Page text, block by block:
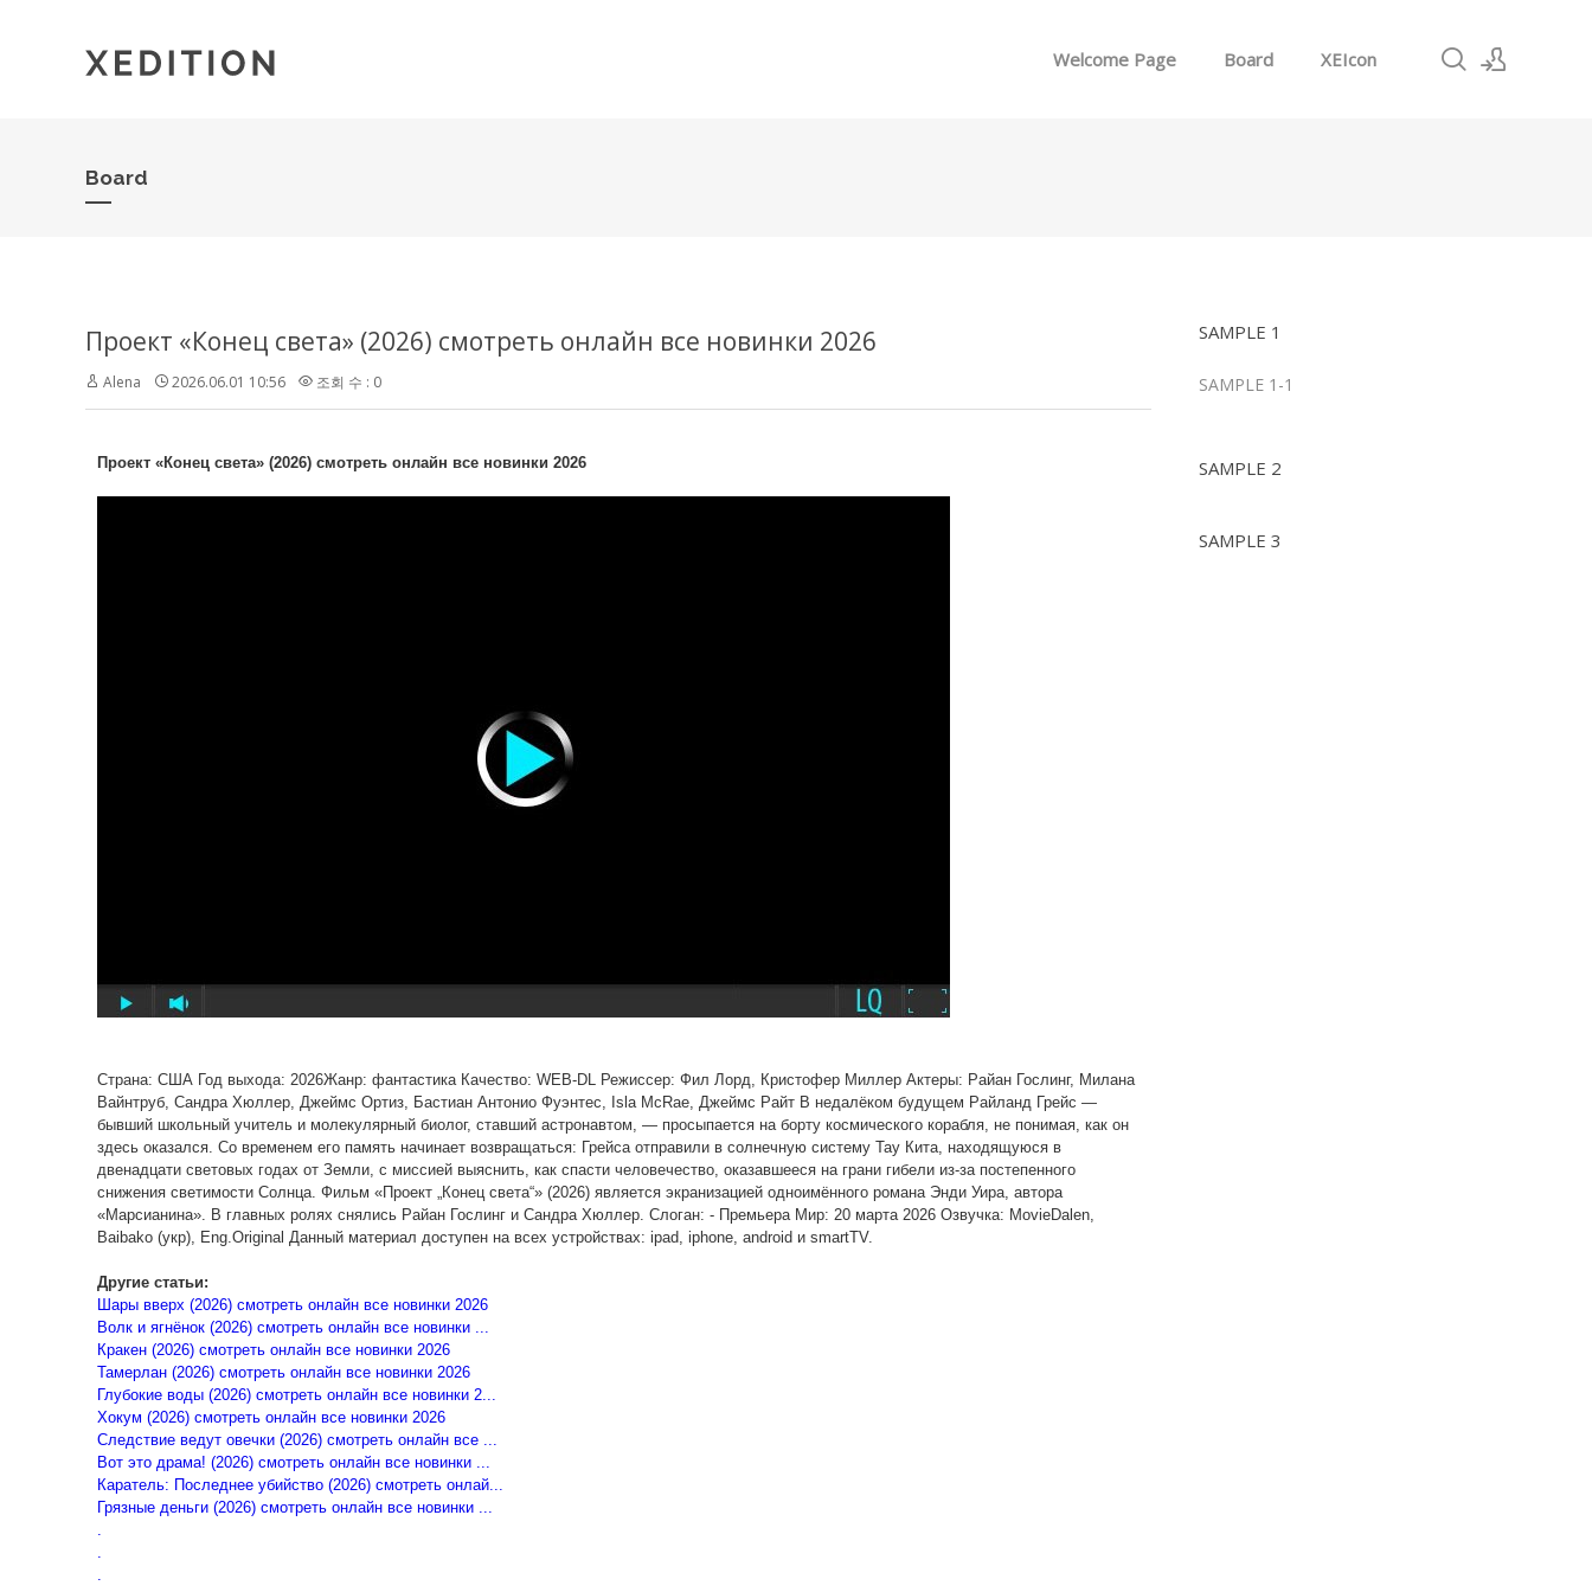
Welcome Page Board XEIcon
Board
SAMPLE 1
SAMPLE 1-1
SAMPLE 2
SAMPLE 3
Проект «Конец света» (2026) смотреть онлайн все новинки 2026
Alena 2026.06.01 10:56 조회 수 : 0
Проект «Конец света» (2026) смотреть онлайн все новинки 2026
Страна: США Год выхода: 2026Жанр: фантастика Качество: WEB-DL Режиссер: Фил Лорд, Кристофер Миллер Актеры: Райан Гослинг, Милана
Вайнтруб, Сандра Хюллер, Джеймс Ортиз, Бастиан Антонио Фуэнтес, Isla McRae, Джеймс Райт В недалёком будущем Райланд Грейс —
бывший школьный учитель и молекулярный биолог, ставший астронавтом, — просыпается на борту космического корабля, не понимая, как он
здесь оказался. Со временем его память начинает возвращаться: Грейса отправили в солнечную систему Тау Кита, находящуюся в
двенадцати световых годах от Земли, с миссией выяснить, как спасти человечество, оказавшееся на грани гибели из-за постепенного
снижения светимости Солнца. Фильм «Проект „Конец света“» (2026) является экранизацией одноимённого романа Энди Уира, автора
«Марсианина». В главных ролях снялись Райан Гослинг и Сандра Хюллер. Слоган: - Премьера Мир: 20 марта 2026 Озвучка: MovieDalen,
Baibako (укр), Eng.Original Данный материал доступен на всех устройствах: ipad, iphone, android и smartTV.
Другие статьи:
Шары вверх (2026) смотреть онлайн все новинки 2026
Волк и ягнёнок (2026) смотреть онлайн все новинки ...
Кракен (2026) смотреть онлайн все новинки 2026
Тамерлан (2026) смотреть онлайн все новинки 2026
Глубокие воды (2026) смотреть онлайн все новинки 2...
Хокум (2026) смотреть онлайн все новинки 2026
Следствие ведут овечки (2026) смотреть онлайн все ...
Вот это драма! (2026) смотреть онлайн все новинки ...
Каратель: Последнее убийство (2026) смотреть онлай...
Грязные деньги (2026) смотреть онлайн все новинки ...
.
.
.